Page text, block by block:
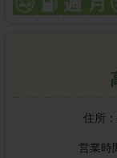
住所：
営業時